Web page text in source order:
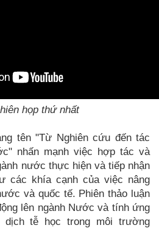
họp thứ nhất
tên "Từ Nghiên cứu đến tác
nhấn mạnh việc hợp tác và
nước thực hiện và tiếp nhận
các khía cạnh của việc nâng
và quốc tế. Phiên thảo luận
lên ngành Nước và tính ứng
dịch tễ học trong môi trường